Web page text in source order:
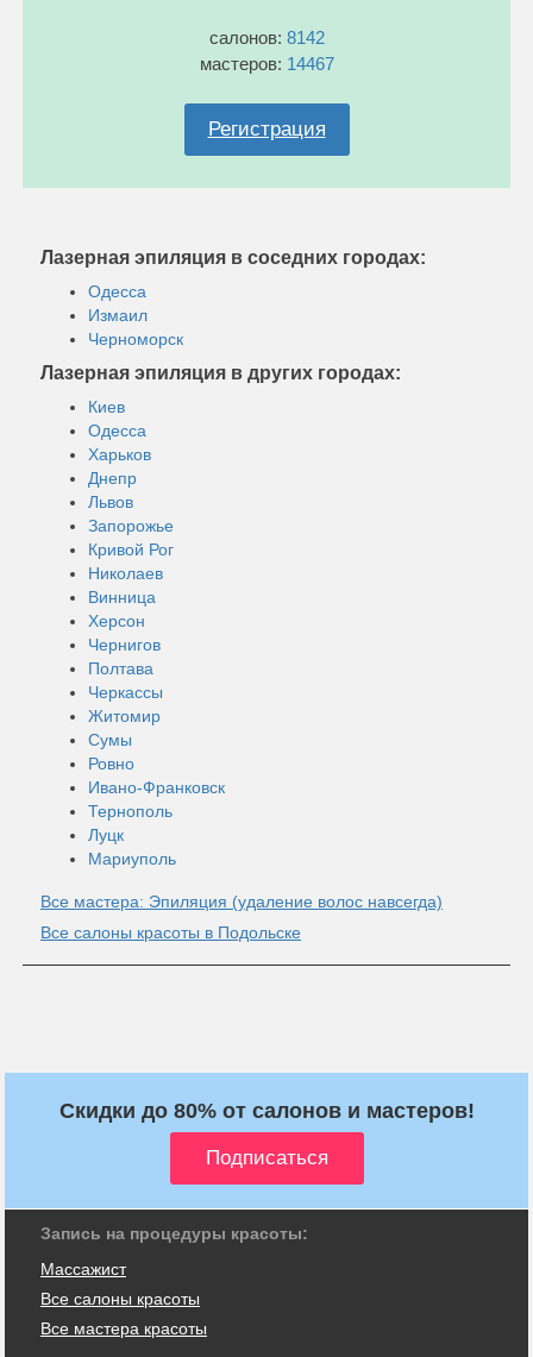
салонов: 8142
мастеров: 14467
Регистрация
Лазерная эпиляция в соседних городах:
Одесса
Измаил
Черноморск
Лазерная эпиляция в других городах:
Киев
Одесса
Харьков
Днепр
Львов
Запорожье
Кривой Рог
Николаев
Винница
Херсон
Чернигов
Полтава
Черкассы
Житомир
Сумы
Ровно
Ивано-Франковск
Тернополь
Луцк
Мариуполь
Все мастера: Эпиляция (удаление волос навсегда)
Все салоны красоты в Подольске
Скидки до 80% от салонов и мастеров!
Запись на процедуры красоты:
Массажист
Все салоны красоты
Все мастера красоты